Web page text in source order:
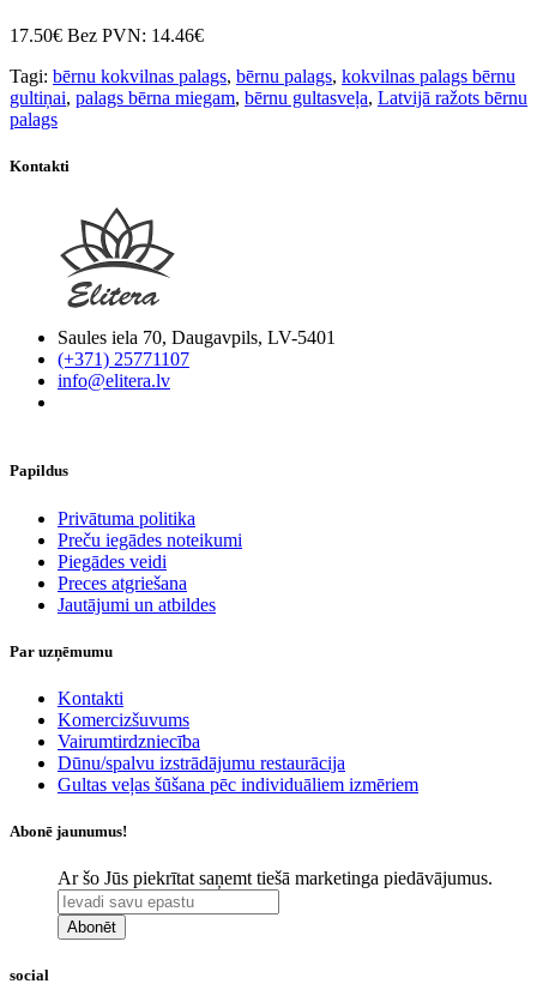
17.50€ Bez PVN: 14.46€
Tagi: bērnu kokvilnas palags, bērnu palags, kokvilnas palags bērnu
gultiņai, palags bērna miegam, bērnu gultasveļa, Latvijā ražots bērnu
palags
Kontakti
Saules iela 70, Daugavpils, LV-5401
(+371) 25771107
info@elitera.lv
Papildus
​Privātuma politika
Preču iegādes noteikumi
Piegādes veidi
Preces atgriešana
Jautājumi un atbildes
Par uzņēmumu
Kontakti
Komercizšuvums
Vairumtirdzniecība
Dūnu/spalvu izstrādājumu restaurācija
Gultas veļas šūšana pēc individuāliem izmēriem
Abonē jaunumus!
Ar šo Jūs piekrītat saņemt tiešā marketinga piedāvājumus.
Abonēt
social